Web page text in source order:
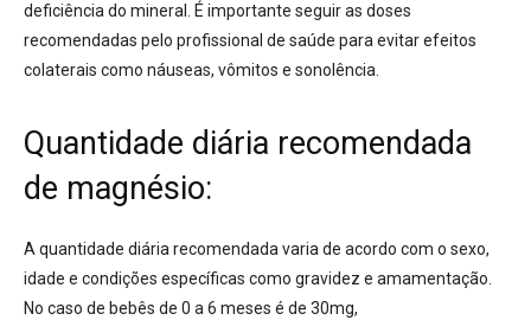
deficiência do mineral. É importante seguir as doses
recomendadas pelo profissional de saúde para evitar efeitos
colaterais como náuseas, vômitos e sonolência.
Quantidade diária recomendada
de magnésio:
A quantidade diária recomendada varia de acordo com o sexo,
idade e condições específicas como gravidez e amamentação.
No caso de bebês de 0 a 6 meses é de 30mg,